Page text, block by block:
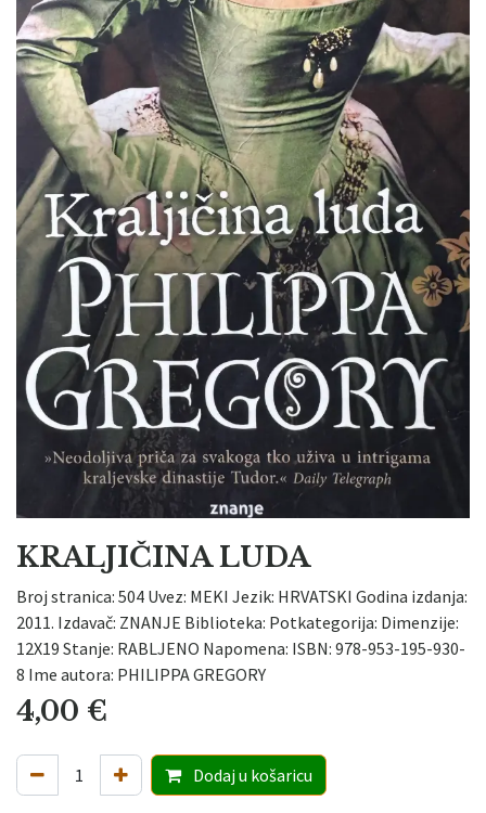
KRALJIČINA LUDA
Broj stranica: 504 Uvez: MEKI Jezik: HRVATSKI Godina izdanja:
2011. Izdavač: ZNANJE Biblioteka: Potkategorija: Dimenzije:
12X19 Stanje: RABLJENO Napomena: ISBN: 978-953-195-930-
8 Ime autora: PHILIPPA GREGORY
4,00 €
Dodaju košaricu